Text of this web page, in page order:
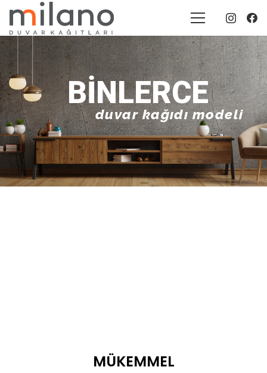
BINLERCE
duvar kağıdı modeli
MÜKEMMEL